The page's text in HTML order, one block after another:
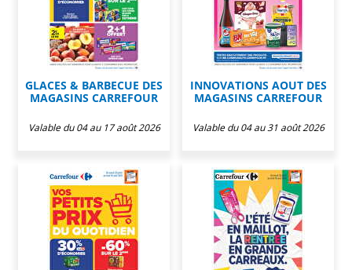
GLACES & BARBECUE DES
MAGASINS CARREFOUR
Valable du 04 au 17 août 2026
INNOVATIONS AOUT DES
MAGASINS CARREFOUR
Valable du 04 au 31 août 2026